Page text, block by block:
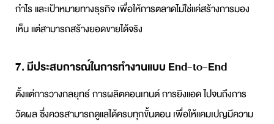
กำไร และเป้าหมายทางธุรกิจ เพื่อให้การตลาดไม่ใช่แค่สร้างการมอง
เห็น แต่สามารถสร้างยอดขายได้จริง
7. มีประสบการณ์ในการทำงานแบบ End-to-End
ตั้งแต่การวางกลยุทธ์ การผลิตคอนเทนต์ การยิงแอด ไปจนถึงการ
วัดผล ซึ่งควรสามารถดูแลได้ครบทุกขั้นตอน เพื่อให้แคมเปญมีความ